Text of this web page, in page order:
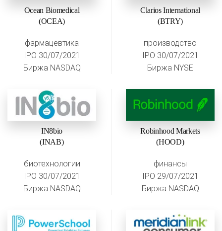
Ocean Biomedical
(OCEA)
фармацевтика
IPO 30/07/2021
Биржа NASDAQ
Clarios International
(BTRY)
производство
IPO 30/07/2021
Биржа NYSE
IN8bio
(INAB)
биотехнологии
IPO 30/07/2021
Биржа NASDAQ
Robinhood Markets
(HOOD)
финансы
IPO 29/07/2021
Биржа NASDAQ